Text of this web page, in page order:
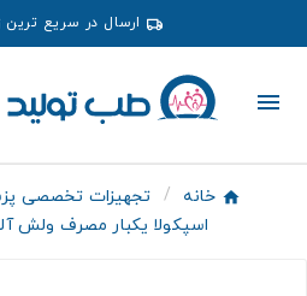
ارسال در سریع
خانه تجهیزات تخصصی
اسپکولا یکبار مصرف ولش آلن